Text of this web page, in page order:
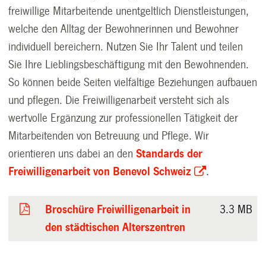
freiwillige Mitarbeitende unentgeltlich Dienstleistungen,
welche den Alltag der Bewohnerinnen und Bewohner
individuell bereichern. Nutzen Sie Ihr Talent und teilen
Sie Ihre Lieblingsbeschäftigung mit den Bewohnenden.
So können beide Seiten vielfältige Beziehungen aufbauen
und pflegen. Die Freiwilligenarbeit versteht sich als
wertvolle Ergänzung zur professionellen Tätigkeit der
Mitarbeitenden von Betreuung und Pflege. Wir
orientieren uns dabei an denStandards der
Freiwilligenarbeit von Benevol Schweiz
.
Broschüre Freiwilligenarbeit in
den städtischen Alterszentren
3.3 MB